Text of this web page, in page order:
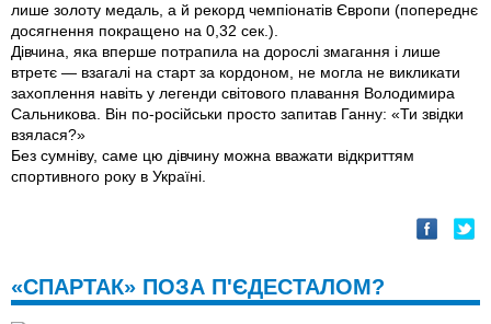
лише золоту медаль, а й рекорд чемпіонатів Європи (попереднє
досягнення покращено на 0,32 сек.).
Дівчина, яка вперше потрапила на дорослі змагання і лише
втретє — взагалі на старт за кордоном, не могла не викликати
захоплення навіть у легенди світового плавання Володимира
Сальникова. Він по-російськи просто запитав Ганну: «Ти звідки
взялася?»
Без сумніву, саме цю дівчину можна вважати відкриттям
спортивного року в Україні.
«СПАРТАК» ПОЗА П'ЄДЕСТАЛОМ?